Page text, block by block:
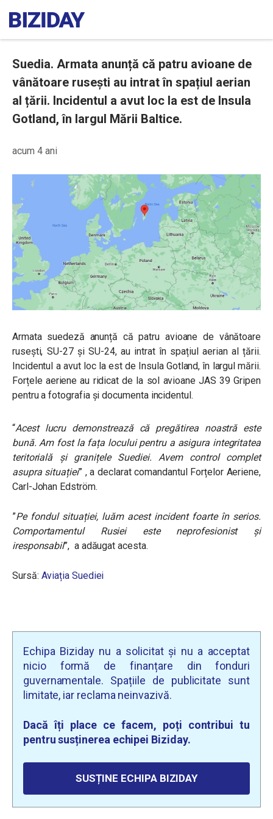
Suedia. Armata anunță că patru avioane de
vânătoare rusești au intrat în spațiul aerian
al țării. Incidentul a avut loc la est de Insula
Gotland, în largul Mării Baltice.
acum 4 ani
Armata suedeză anunță că patru avioane de vânătoare
rusești, SU-27 și SU-24, au intrat în spațiul aerian al țării.
Incidentul a avut loc la est de Insula Gotland, în largul mării.
Forțele aeriene au ridicat de la sol avioaneJAS 39 Gripen
pentru a fotografia și documenta incidentul.
“Acest lucru demonstrează că pregătirea noastră este
bună. Am fost la fața locului pentru a asigura integritatea
teritorială și granițele Suediei. Avem control complet
asupra situației” , a declarat comandantul Forțelor Aeriene,
Carl-Johan Edström.
”Pe fondul situației, luăm acest incident foarte în serios.
Comportamentul Rusiei este neprofesionist și
iresponsabil”, a adăugat acesta.
Sursă: Aviația Suediei
Echipa Biziday nu a solicitat și nu a acceptat
nicio formă de finanțare din fonduri
guvernamentale. Spațiile de publicitate sunt
limitate, iar reclama neinvazivă.
Dacă îți place ce facem, poți contribui tu
pentru susținerea echipei Biziday.
SUSȚINE ECHIPA BIZIDAY